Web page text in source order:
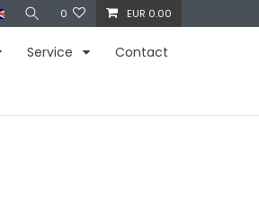
0 EUR 0.00
Service Contact